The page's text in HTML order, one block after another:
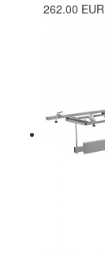
262.00 EUR